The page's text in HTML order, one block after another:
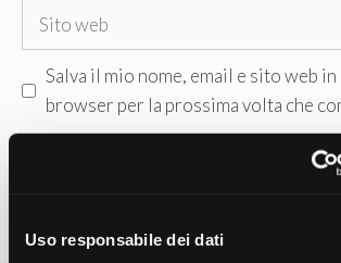
Uso responsabile dei dati
Sito
Salva il mio nome, email e sito web
browser per la prossima volta che